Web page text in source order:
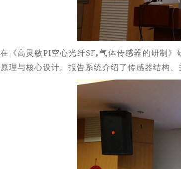
《高灵敏PI空心光纤SF₆气体传感器的研制》
理与核心设计。报告系统介绍了传感器结构